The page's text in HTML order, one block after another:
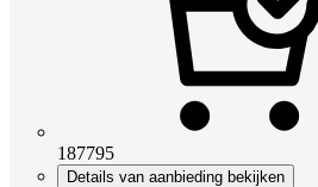
187795
Details van aanbieding bekijken